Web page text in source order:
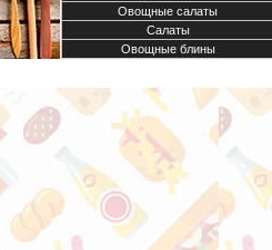
Овощные салаты
Салаты
Овощные блины